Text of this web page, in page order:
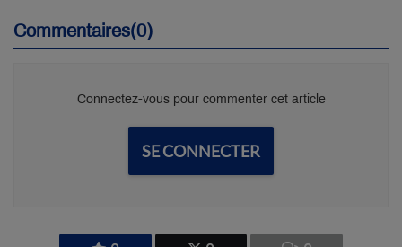
Commentaires(0)
Connectez-vous pour commenter cet article
SE CONNECTER